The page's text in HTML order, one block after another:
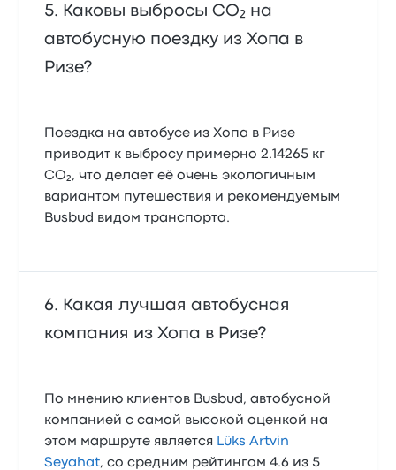
Каковы выбросы CO₂ на
автобусную поездку из Хопа в
Ризе?
Поездка на автобусе из Хопа в Ризе
приводит к выбросу примерно 2.14265 кг
CO₂, что делает её очень экологичным
вариантом путешествия и рекомендуемым
Busbud видом транспорта.
Какая лучшая автобусная
компания из Хопа в Ризе?
По мнению клиентов Busbud, автобусной
компанией с самой высокой оценкой на
этом маршруте является Lüks Artvin
Seyahat, со средним рейтингом 4.6 из 5